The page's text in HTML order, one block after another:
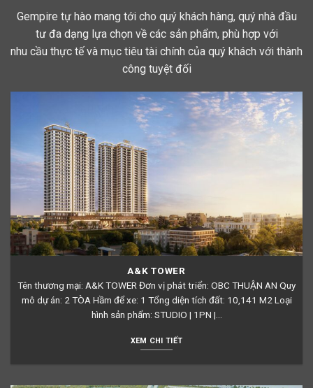
Gempire tự hào mang tới cho quý khách hàng, quý nhà đầu
tư đa dạng lựa chọn về các sản phẩm, phù hợp với
nhu cầu thực tế và mục tiêu tài chính của quý khách với thành
công tuyệt đối
A&K TOWER
Tên thương mại: A&K TOWER Đơn vị phát triển: OBC THUẬN AN Quy
mô dự án: 2 TÒA Hầm để xe: 1 Tổng diện tích đất: 10,141 M2 Loại
hình sản phẩm: STUDIO | 1PN |...
XEM CHI TIẾT